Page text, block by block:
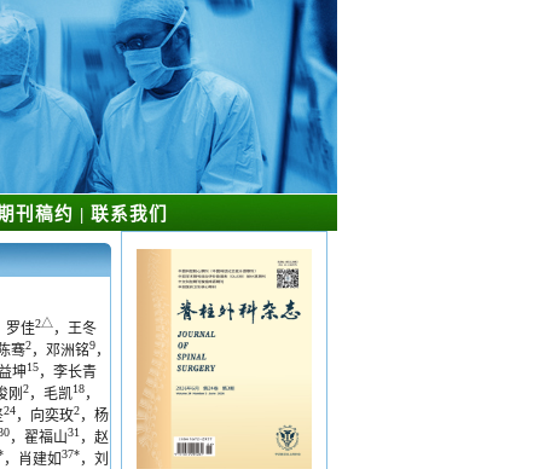
刊稿约 | 联系我们
罗佳2△ ，王冬
骞2，邓洲铭9，
坤15，李长青
刚 2，毛凯18，
24，向奕玫2，杨
，翟福山31 ，赵
，肖建如37*，刘